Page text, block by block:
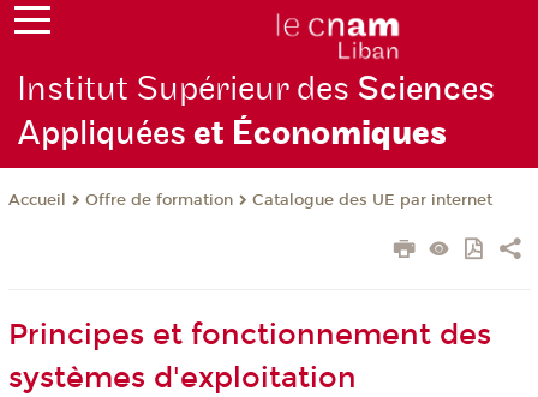
Institut Supérieur des Sciences
Appliquéeset Économiques
Accueil Offre de formation Catalogue des UE par internet
Principes et fonctionnement des
systèmes d'exploitation